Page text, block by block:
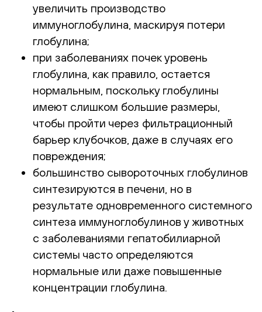
увеличить производство
иммуноглобулина, маскируя потери
глобулина;
при заболеваниях почек уровень
глобулина, как правило, остается
нормальным, поскольку глобулины
имеют слишком большие размеры,
чтобы пройти через фильтрационный
барьер клубочков, даже в случаях его
повреждения;
большинство сывороточных глобулинов
синтезируются в печени, но в
результате одновременного системного
синтеза иммуноглобулинов у животных
с заболеваниями гепатобилиарной
системы часто определяются
нормальные или даже повышенные
концентрации глобулина.